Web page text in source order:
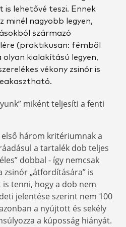
lehetővé teszi. Ennek
minél nagyobb legyen,
származó
(praktikusan: fémből
olyan kialakítású legyen,
vékony zsinór is
miként teljesíti a fenti
három kritériumnak a
a tartalék dob teljes
dobbal - így nemcsak
„átfordítására” is
is tenni, hogy a dob nem
jelentése szerint nem 100
a nyújtott és sekély
a kúposság hiányát.